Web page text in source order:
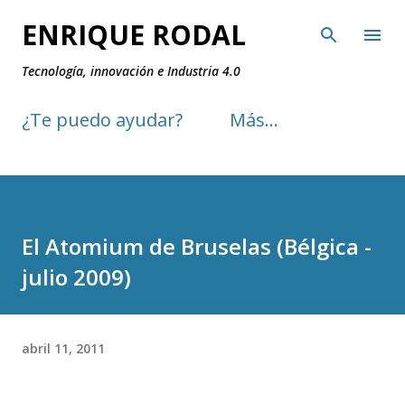
Ir al contenido principal
ENRIQUE RODAL
Tecnología, innovación e Industria 4.0
¿Te puedo ayudar? Más…
El Atomium de Bruselas (Bélgica -
julio 2009)
abril 11, 2011